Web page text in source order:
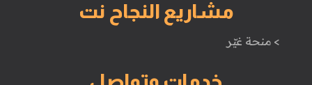
مشاريع النجاح نت
> منحة غيّر